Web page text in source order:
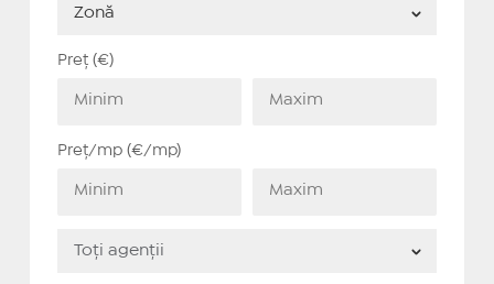
Preț (€)
Preț/mp (€/mp)